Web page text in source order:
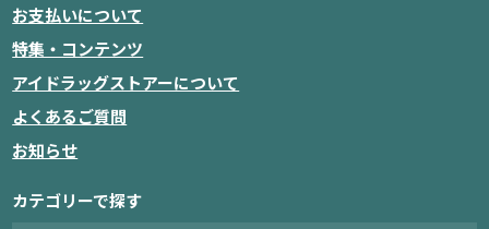
お支払いについて
特集・コンテンツ
アイドラッグストアーについて
よくあるご質問
お知らせ
カテゴリーで探す